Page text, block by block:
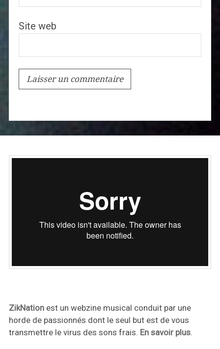
Site web
ZikNationest un webzine musical conduit par une
horde de passionnés dont le seul but est de vous
transmettre le virus des sons frais. En savoir plus.